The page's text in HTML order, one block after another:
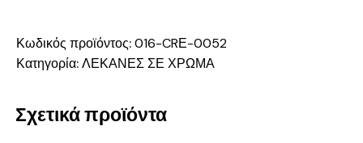
Κωδικός προϊόντος:016-CRΕ-0052
Κατηγορία:ΛΕΚΑΝΕΣ ΣΕ ΧΡΩΜΑ
Σχετικά προϊόντα